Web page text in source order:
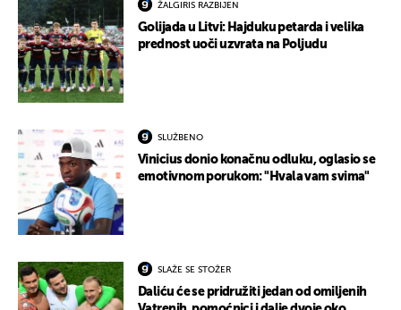
ŽALGIRIS RAZBIJEN
Golijada u Litvi: Hajduku petarda i velika
prednost uoči uzvrata na Poljudu
SLUŽBENO
Vinicius donio konačnu odluku, oglasio se
emotivnom porukom: "Hvala vam svima"
SLAŽE SE STOŽER
Daliću će se pridružiti jedan od omiljenih